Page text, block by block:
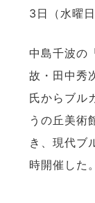
3日（水曜日
中島千波の
故・田中秀
氏からブル
うの丘美術
き、現代ブ
時開催した。